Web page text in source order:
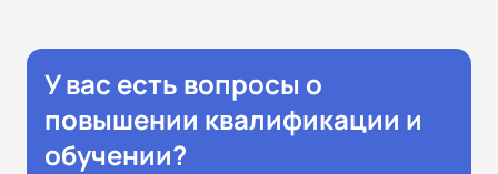
У вас есть вопросы о
повышении квалификации и
обучении?